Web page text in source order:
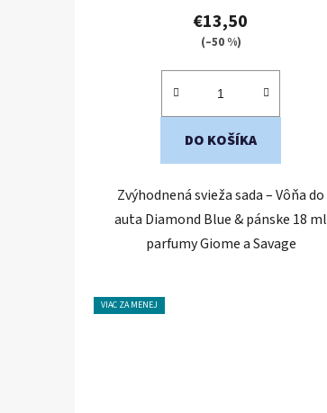
€13,50
(–50 %)
DO KOŠÍKA
Zvýhodnená svieža sada – Vôňa do
auta Diamond Blue & pánske 18 ml
parfumy Giome a Savage
VIAC ZA MENEJ